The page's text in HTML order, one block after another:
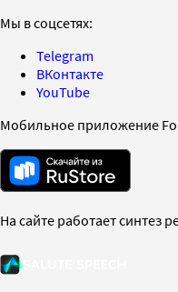
Мы в соцсетях:
Telegram
ВКонтакте
YouTube
Мобильное приложение
На сайте работает синтез